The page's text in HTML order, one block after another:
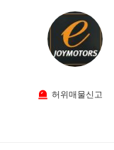
허위매물신고